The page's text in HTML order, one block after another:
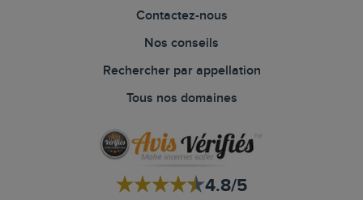
Contactez-nous
Nos conseils
Rechercher par appellation
Tous nos domaines
4.8/5